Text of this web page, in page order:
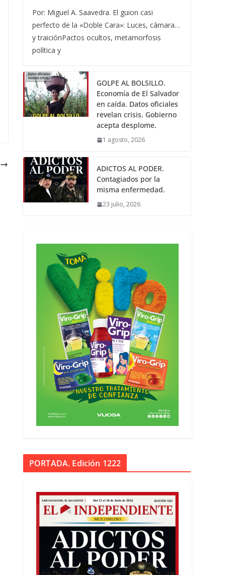
Por: Miguel A. Saavedra. El guion casi
perfecto de la «Doble Cara»: Luces, cámara…
y traiciónPactos ocultos, metamorfosis
política y
GOLPE AL BOLSILLO.
Economía de El Salvador
en caída. Datos oficiales
revelan crisis. Gobierno
acepta desplome.
1 agosto, 2026
ADICTOS AL PODER.
Contagiados por la
misma enfermedad.
23 julio, 2026
PORTADA. Edición 1222